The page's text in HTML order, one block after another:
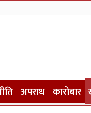
अपराध कारोबार